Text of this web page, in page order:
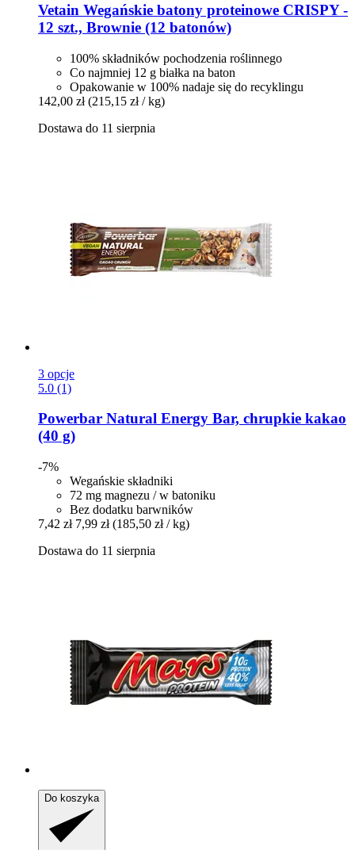
Vetain Wegańskie batony proteinowe CRISPY -​
12 szt., Brownie (12 batonów)
100% składników pochodzenia roślinnego
Co najmniej 12 g białka na baton
Opakowanie w 100% nadaje się do recyklingu
142,00 zł (215,15 zł / kg)
Dostawa do 11 sierpnia
3 opcje
5.0 (1)
Powerbar Natural Energy Bar, chrupkie kakao
(40 g)
-7%
Wegańskie składniki
72 mg magnezu / w batoniku
Bez dodatku barwników
7,42 zł 7,99 zł (185,50 zł / kg)
Dostawa do 11 sierpnia
Do koszyka